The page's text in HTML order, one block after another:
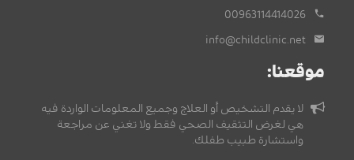
00963114414026
info@childclinic.net
موقعنا:
لا يقدم التشخيص أو العلاج وجميع المعلومات الواردة فيه
هي لغرض التثقيف الصحي فقط ولا تغني عن مراجعة
واستشارة طبيب طفلك.